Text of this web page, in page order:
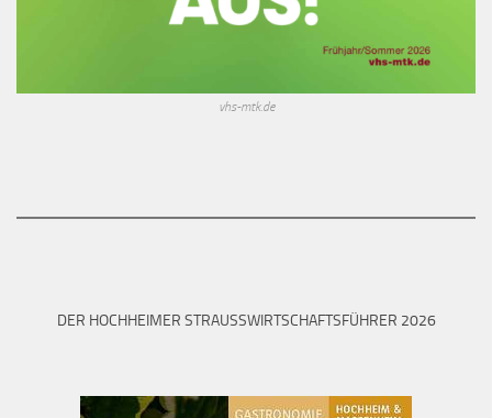
vhs-mtk.de
DER HOCHHEIMER STRAUSSWIRTSCHAFTSFÜHRER 2026